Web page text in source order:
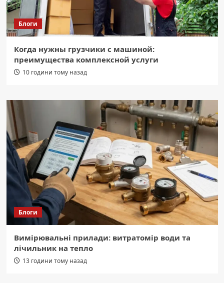
Блоги
Когда нужны грузчики с машиной:
преимущества комплексной услуги
10 години тому назад
Блоги
Вимірювальні прилади: витратомір води та
лічильник на тепло
13 години тому назад